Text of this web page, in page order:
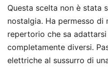
Questa scelta non è stata
nostalgia. Ha permesso
repertorio che sa
completamente diversi.
elettriche al sussurro di